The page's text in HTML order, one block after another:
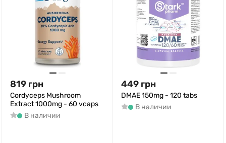
819 грн
Cordyceps Mushroom
Extract 1000mg - 60 vcaps
В наличии
449 грн
DMAE 150mg - 120 tabs
В наличии